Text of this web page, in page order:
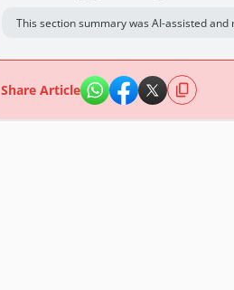
This section summary was AI-assisted
Share Article